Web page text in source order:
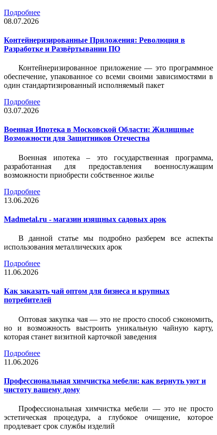
Подробнее
08.07.2026
Контейнеризированные Приложения: Революция в
Разработке и Развёртывании ПО
Контейнеризированное приложение — это программное
обеспечение, упакованное со всеми своими зависимостями в
один стандартизированный исполняемый пакет
Подробнее
03.07.2026
Военная Ипотека в Московской Области: Жилищные
Возможности для Защитников Отечества
Военная ипотека – это государственная программа,
разработанная для предоставления военнослужащим
возможности приобрести собственное жилье
Подробнее
13.06.2026
Madmetal.ru - магазин изящных садовых арок
В данной статье мы подробно разберем все аспекты
использования металлических арок
Подробнее
11.06.2026
Как заказать чай оптом для бизнеса и крупных
потребителей
Оптовая закупка чая — это не просто способ сэкономить,
но и возможность выстроить уникальную чайную карту,
которая станет визитной карточкой заведения
Подробнее
11.06.2026
Профессиональная химчистка мебели: как вернуть уют и
чистоту вашему дому
Профессиональная химчистка мебели — это не просто
эстетическая процедура, а глубокое очищение, которое
продлевает срок службы изделий